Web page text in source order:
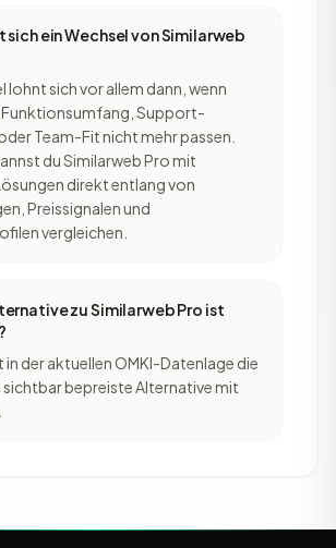
sich ein Wechsel von Similarweb
lohnt sich vor allem dann, wenn
Support-
Team-Fit nicht mehr passen.
du Similarweb Pro mit
direkt entlang von
Preissignalen und
vergleichen.
zu Similarweb Pro ist
in der aktuellen OMKI-Datenlage die
bepreiste Alternative mit